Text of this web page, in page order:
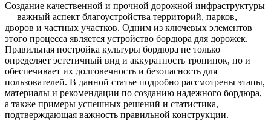
Создание качественной и прочной дорожной инфраструктуры
— важный аспект благоустройства территорий, парков,
дворов и частных участков. Одним из ключевых элементов
этого процесса является устройство бордюра для дорожек.
Правильная постройка культуры бордюра не только
определяет эстетичный вид и аккуратность тропинок, но и
обеспечивает их долговечность и безопасность для
пользователей. В данной статье подробно рассмотрены этапы,
материалы и рекомендации по созданию надежного бордюра,
а также примеры успешных решений и статистика,
подтверждающая важность правильной конструкции.